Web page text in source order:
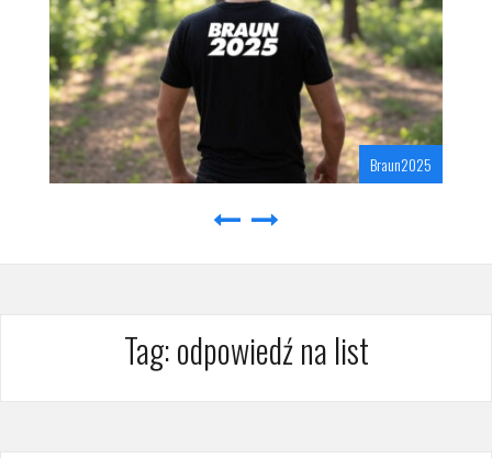
Braun2025
Tag:odpowiedź na list